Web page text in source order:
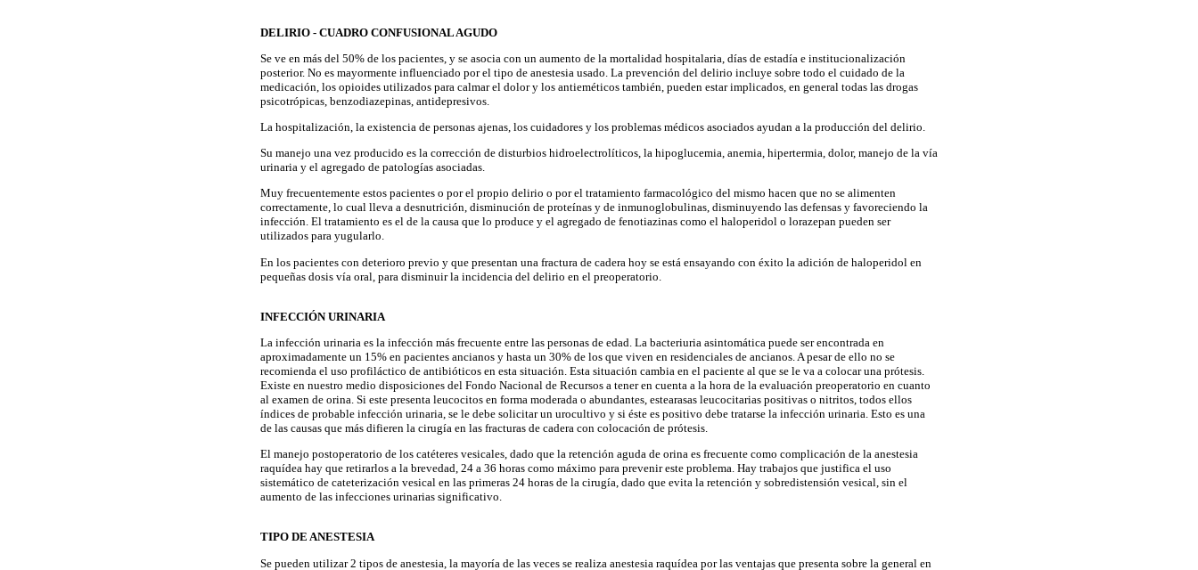
DELIRIO - CUADRO CONFUSIONAL AGUDO
Se ve en más del 50% de los pacientes, y se asocia con un aumento de la mortalidad hospitalaria, días de estadía e institucionalización
posterior. No es mayormente influenciado por el tipo de anestesia usado. La prevención del delirio incluye sobre todo el cuidado de la
medicación, los opioides utilizados para calmar el dolor y los antieméticos también, pueden estar implicados, en general todas las drogas
psicotrópicas, benzodiazepinas, antidepresivos.
La hospitalización, la existencia de personas ajenas, los cuidadores y los problemas médicos asociados ayudan a la producción del delirio.
Su manejo una vez producido es la corrección de disturbios hidroelectrolíticos, la hipoglucemia, anemia, hipertermia, dolor, manejo de la vía
urinaria y el agregado de patologías asociadas.
Muy frecuentemente estos pacientes o por el propio delirio o por el tratamiento farmacológico del mismo hacen que no se alimenten
correctamente, lo cual lleva a desnutrición, disminución de proteínas y de inmunoglobulinas, disminuyendo las defensas y favoreciendo la
infección. El tratamiento es el de la causa que lo produce y el agregado de fenotiazinas como el haloperidol o lorazepan pueden ser
utilizados para yugularlo.
En los pacientes con deterioro previo y que presentan una fractura de cadera hoy se está ensayando con éxito la adición de haloperidol en
pequeñas dosis vía oral, para disminuir la incidencia del delirio en el preoperatorio.
INFECCIÓN URINARIA
La infección urinaria es la infección más frecuente entre las personas de edad. La bacteriuria asintomática puede ser encontrada en
aproximadamente un 15% en pacientes ancianos y hasta un 30% de los que viven en residenciales de ancianos. A pesar de ello no se
recomienda el uso profiláctico de antibióticos en esta situación. Esta situación cambia en el paciente al que se le va a colocar una prótesis.
Existe en nuestro medio disposiciones del Fondo Nacional de Recursos a tener en cuenta a la hora de la evaluación preoperatorio en cuanto
al examen de orina. Si este presenta leucocitos en forma moderada o abundantes, estearasas leucocitarias positivas o nitritos, todos ellos
índices de probable infección urinaria, se le debe solicitar un urocultivo y si éste es positivo debe tratarse la infección urinaria. Esto es una
de las causas que más difieren la cirugía en las fracturas de cadera con colocación de prótesis.
El manejo postoperatorio de los catéteres vesicales, dado que la retención aguda de orina es frecuente como complicación de la anestesia
raquídea hay que retirarlos a la brevedad, 24 a 36 horas como máximo para prevenir este problema. Hay trabajos que justifica el uso
sistemático de cateterización vesical en las primeras 24 horas de la cirugía, dado que evita la retención y sobredistensión vesical, sin el
aumento de las infecciones urinarias significativo.
TIPO DE ANESTESIA
Se pueden utilizar 2 tipos de anestesia, la mayoría de las veces se realiza anestesia raquídea por las ventajas que presenta sobre la general en